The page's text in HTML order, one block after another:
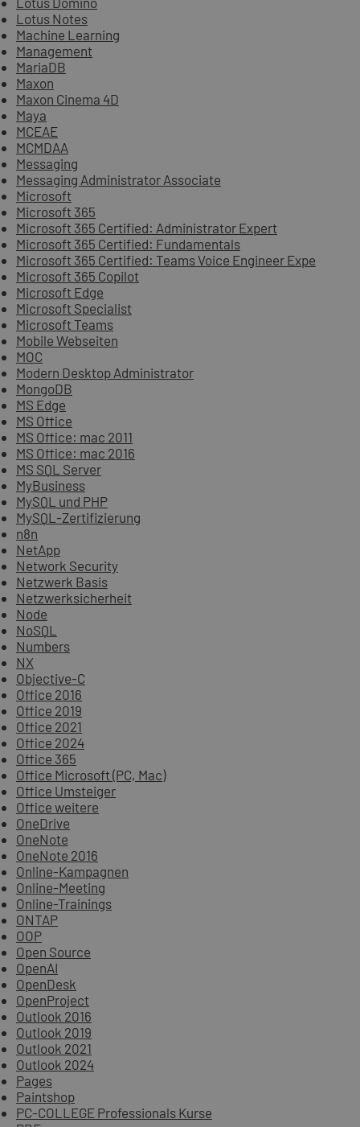
Lotus Notes
Machine Learning
Management
MariaDB
Maxon
Maxon Cinema 4D
Maya
MCEAE
MCMDAA
Messaging
Messaging Administrator Associate
Microsoft
Microsoft 365
Microsoft 365 Certified: Administrator Expert
Microsoft 365 Certified: Fundamentals
Microsoft 365 Certified: Teams Voice Engineer Expe
Microsoft 365 Copilot
Microsoft Edge
Microsoft Specialist
Microsoft Teams
Mobile Webseiten
MOC
Modern Desktop Administrator
MongoDB
MS Edge
MS Office
MS Office: mac 2011
MS Office: mac 2016
MS SQL Server
MyBusiness
MySQL und PHP
MySQL-Zertifizierung
n8n
NetApp
Network Security
Netzwerk Basis
Netzwerksicherheit
Node
NoSQL
Numbers
NX
Objective-C
Office 2016
Office 2019
Office 2021
Office 2024
Office 365
Office Microsoft (PC, Mac)
Office Umsteiger
Office weitere
OneDrive
OneNote
OneNote 2016
Online-Kampagnen
Online-Meeting
Online-Trainings
ONTAP
OOP
Open Source
OpenAI
OpenDesk
OpenProject
Outlook 2016
Outlook 2019
Outlook 2021
Outlook 2024
Pages
Paintshop
PC-COLLEGE Professionals Kurse